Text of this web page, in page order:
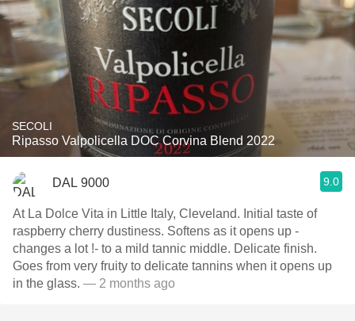
SECOLI
Ripasso Valpolicella DOC Corvina Blend 2022
DAL 9000 9.0
At La Dolce Vita in Little Italy, Cleveland. Initial taste of
raspberry cherry dustiness. Softens as it opens up -
changes a lot !- to a mild tannic middle. Delicate finish.
Goes from very fruity to delicate tannins when it opens up
in the glass. — 2 months ago